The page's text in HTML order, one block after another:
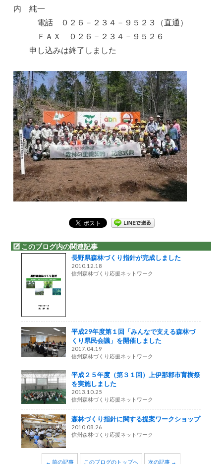
内 純一
電話 ０２６－２３４－９５２３（直通）
ＦＡＸ ０２６－２３４－９５２６
申し込みは終了しました
このブログ内の関連記事
長野県森林づくり指針が完成しました
2010.12.18
信州森林づくり応援ネットワーク
平成29年度第１回「みんなで支える森林づ
くり県民会議」を開催しました
2017.04.19
信州森林づくり応援ネットワーク
平成２５年度（第３１回）上伊那郡市育樹祭
を実施しました
2013.10.25
信州森林づくり応援ネットワーク
森林づくり指針に関する提案ワークショップ
2010.08.26
信州森林づくり応援ネットワーク
← 前の記事 このブログのトップへ 次の記事 →